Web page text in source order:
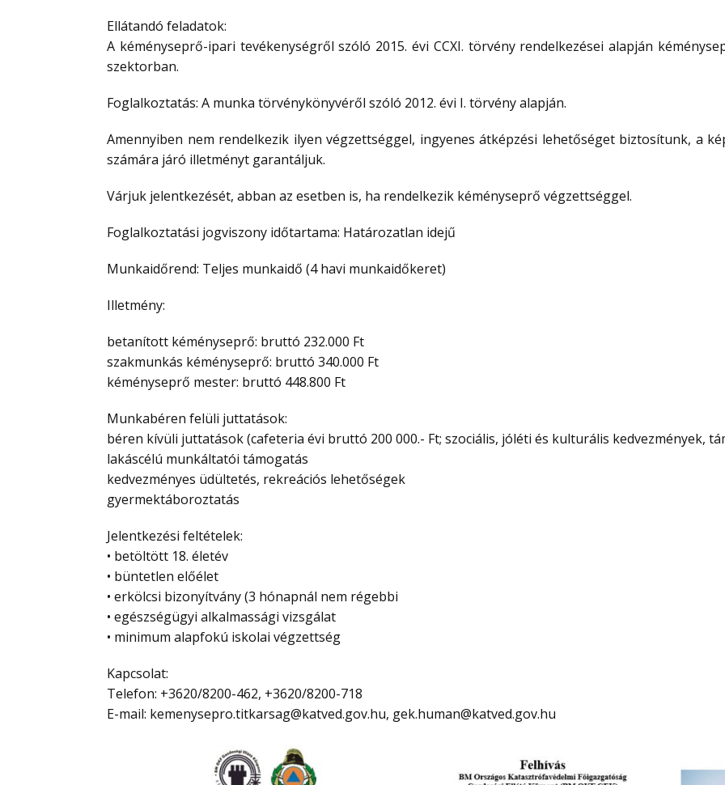
Ellátandó feladatok:
A kéményseprő-ipari tevékenységről szóló 2015. évi CCXI. törvény rendelkezései alapján
szektorban.
Foglalkoztatás: A munka törvénykönyvéről szóló 2012. évi I. törvény alapján.
Amennyiben nem rendelkezik ilyen végzettséggel, ingyenes átképzési lehetőséget biztosítunk, a
számára járó illetményt garantáljuk.
Várjuk jelentkezését, abban az esetben is, ha rendelkezik kéményseprő végzettséggel.
Foglalkoztatási jogviszony időtartama: Határozatlan idejű
Munkaidőrend: Teljes munkaidő (4 havi munkaidőkeret)
Illetmény:
betanított kéményseprő: bruttó 232.000 Ft
szakmunkás kéményseprő: bruttó 340.000 Ft
kéményseprő mester: bruttó 448.800 Ft
Munkabéren felüli juttatások:
béren kívüli juttatások (cafeteria évi bruttó 200 000.- Ft; szociális, jóléti és kulturális kedvezmények,
lakáscélú munkáltatói támogatás
kedvezményes üdültetés, rekreációs lehetőségek
gyermektáboroztatás
Jelentkezési feltételek:
• betöltött 18. életév
• büntetlen előélet
• erkölcsi bizonyítvány (3 hónapnál nem régebbi
• egészségügyi alkalmassági vizsgálat
• minimum alapfokú iskolai végzettség
Kapcsolat:
Telefon: +3620/8200-462, +3620/8200-718
E-mail: kemenysepro.titkarsag@katved.gov.hu, gek.human@katved.gov.hu